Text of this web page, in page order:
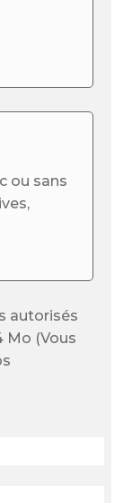
ou sans
autorisés
Mo (Vous